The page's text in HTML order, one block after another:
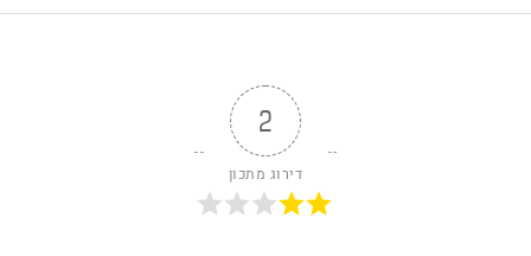
2
דירוג מתכון